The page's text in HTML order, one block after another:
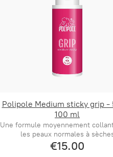
Polipole Medium sticky grip -
100 ml
Une formule moyennement
les peaux normales à
€15.00